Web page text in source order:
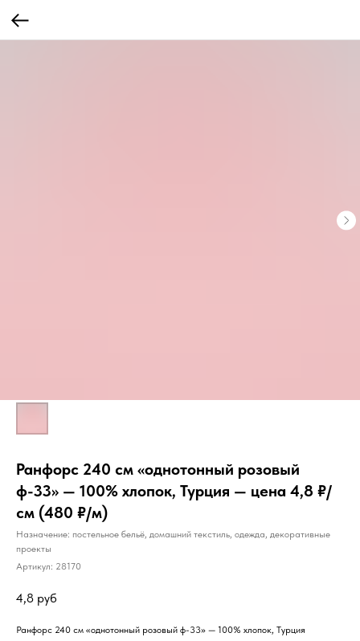
Ранфорс 240 см «однотонный розовый
ф-33» — 100% хлопок, Турция — цена 4,8 ₽/
см (480 ₽/м)
Назначение: постельное бельё, домашний текстиль, одежда, декоративные
проекты
Артикул: 28170
4,8 руб
Ранфорс 240 см «однотонный розовый ф-33» — 100% хлопок, Турция